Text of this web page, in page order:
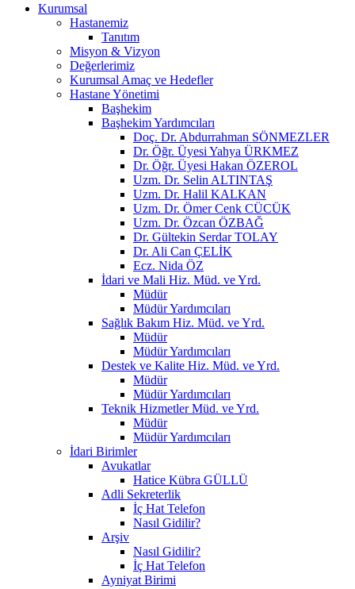
Kurumsal
Hastanemiz
Tanıtım
Misyon & Vizyon
Değerlerimiz
Kurumsal Amaç ve Hedefler
Hastane Yönetimi
Başhekim
Başhekim Yardımcıları
Doç. Dr. Abdurrahman SÖNMEZLER
Dr. Öğr. Üyesi Yahya ÜRKMEZ
Dr. Öğr. Üyesi Hakan ÖZEROL
Uzm. Dr. Selin ALTINTAŞ
Uzm. Dr. Halil KALKAN
Uzm. Dr. Ömer Cenk CÜCÜK
Uzm. Dr. Özcan ÖZBAĞ
Dr. Gültekin Serdar TOLAY
Dr. Ali Can ÇELİK
Ecz. Nida ÖZ
İdari ve Mali Hiz. Müd. ve Yrd.
Müdür
Müdür Yardımcıları
Sağlık Bakım Hiz. Müd. ve Yrd.
Müdür
Müdür Yardımcıları
Destek ve Kalite Hiz. Müd. ve Yrd.
Müdür
Müdür Yardımcıları
Teknik Hizmetler Müd. ve Yrd.
Müdür
Müdür Yardımcıları
İdari Birimler
Avukatlar
Hatice Kübra GÜLLÜ
Adli Sekreterlik
İç Hat Telefon
Nasıl Gidilir?
Arşiv
Nasıl Gidilir?
İç Hat Telefon
Ayniyat Birimi